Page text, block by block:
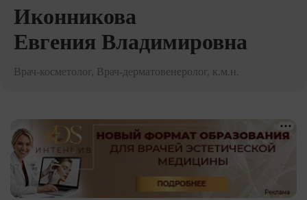
Иконникова
Евгения Владимировна
Врач-косметолог, Врач-дерматовенеролог, к.м.н.